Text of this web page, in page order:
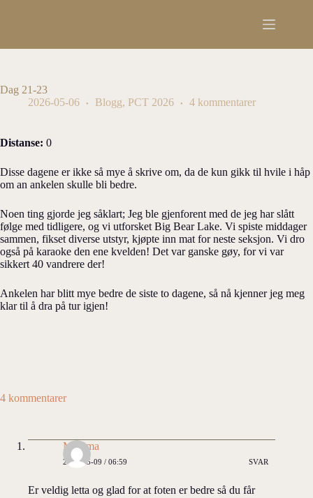
Dag 21-23
2026-05-06
Blogg, PCT 2026 4 kommentarer
Distanse: 0
Disse dagene er ikke så mye å skrive om, da de kun gikk til hvile i håp
om an ankelen skulle bli bedre.
Noen ting gjorde jeg såklart; Jeg ble gjenforent med de jeg har slått
følge med tidligere, og vi utforsket Big Bear Lake. Vi spiste middager
sammen, fikset diverse utstyr, kjøpte inn mat for neste seksjon. Vi dro
også på karaoke den ene kvelden! Det var ganske gøy, for vi var
sikkert 40 vandrere der!
Ankelen har blitt mye bedre de siste to dagene, så nå kjenner jeg meg
klar til å dra på tur igjen!
4 kommentarer
Mamma
2026-05-09 / 06:59 SVAR
Er veldig letta og glad for at foten er bedre så du får